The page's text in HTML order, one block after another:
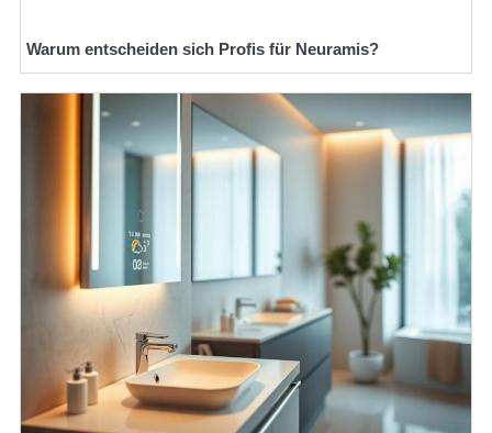
Warum entscheiden sich Profis für Neuramis?